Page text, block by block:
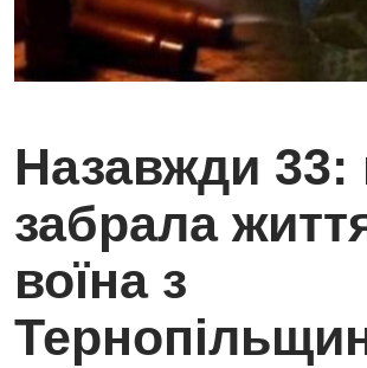
Назавжди 33:
забрала
воїна з